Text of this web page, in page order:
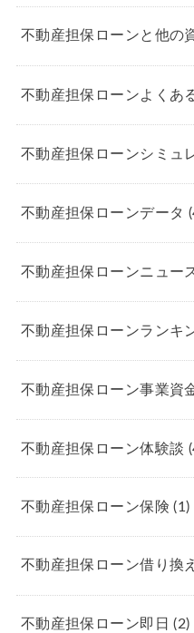
不動産担保ローンと他の
不動産担保ローンよくあ
不動産担保ローンシミュ
不動産担保ローンデータ
不動産担保ローンニュー
不動産担保ローンランキ
不動産担保ローン事業資
不動産担保ローン体験談
不動産担保ローン保険(1)
不動産担保ローン借り換
不動産担保ローン即日(2)